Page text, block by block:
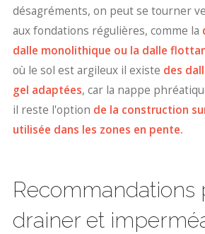
désagréments, on peut se tourner
aux fondations régulières, comme la
dalle monolithique ou la dalle
où le sol est argileux il existe des
gel adaptées, car la nappe
il reste l'option de la construction
utilisée dans les zones en pente.
Recommandations
drainer et